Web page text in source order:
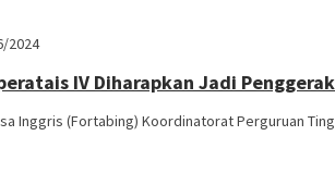
2024
IV Diharapkan Jadi
Inggris (Fortabing) Koordinatorat Perguruan